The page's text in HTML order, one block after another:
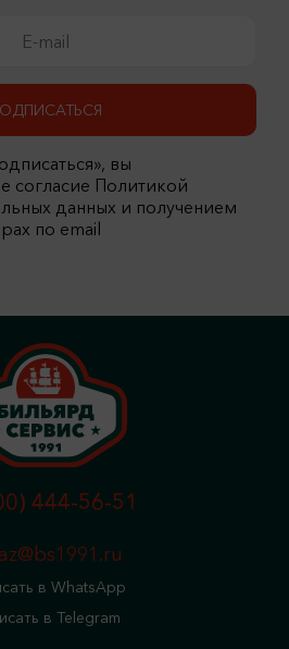
вы
согласие Политикой
данных и получением
по email
444-56-51
в WhatsApp
в Telegram